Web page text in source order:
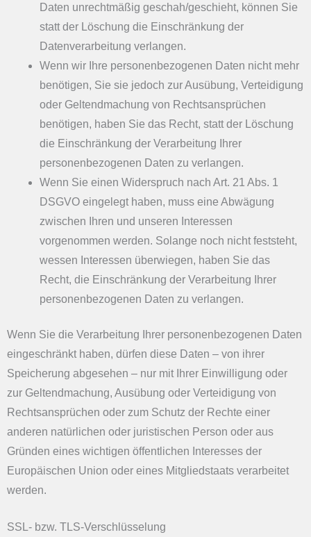
Daten unrechtmäßig geschah/geschieht, können Sie
statt der Löschung die Einschränkung der
Datenverarbeitung verlangen.
Wenn wir Ihre personenbezogenen Daten nicht mehr
benötigen, Sie sie jedoch zur Ausübung, Verteidigung
oder Geltendmachung von Rechtsansprüchen
benötigen, haben Sie das Recht, statt der Löschung
die Einschränkung der Verarbeitung Ihrer
personenbezogenen Daten zu verlangen.
Wenn Sie einen Widerspruch nach Art. 21 Abs. 1
DSGVO eingelegt haben, muss eine Abwägung
zwischen Ihren und unseren Interessen
vorgenommen werden. Solange noch nicht feststeht,
wessen Interessen überwiegen, haben Sie das
Recht, die Einschränkung der Verarbeitung Ihrer
personenbezogenen Daten zu verlangen.
Wenn Sie die Verarbeitung Ihrer personenbezogenen Daten
eingeschränkt haben, dürfen diese Daten – von ihrer
Speicherung abgesehen – nur mit Ihrer Einwilligung oder
zur Geltendmachung, Ausübung oder Verteidigung von
Rechtsansprüchen oder zum Schutz der Rechte einer
anderen natürlichen oder juristischen Person oder aus
Gründen eines wichtigen öffentlichen Interesses der
Europäischen Union oder eines Mitgliedstaats verarbeitet
werden.
SSL- bzw. TLS-Verschlüsselung